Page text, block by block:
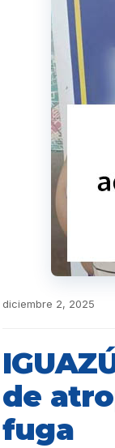
diciembre 2, 2025
de
fuga